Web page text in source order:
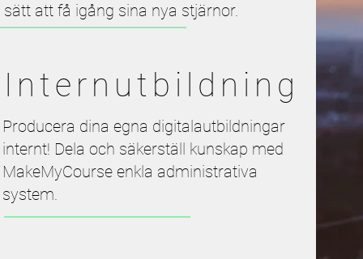
sätt att få igång sina nya stjärnor.
Internutbildning
Producera dina egna digitalautbildningar
internt! Dela och säkerställ kunskap med
MakeMyCourse enkla administrativa
system.